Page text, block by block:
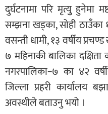
दुर्घटनामा परि मृत्युु हुनेमा
सम्झना खड्का, सोही ठाउँका
वसन्ती धामी, १३ वर्षीय
७ महिनाकी बालिका
नगरपालिका−७ का ४२
जिल्ला प्रहरी कार्यालय
अवस्थीले बताउनु भयो ।